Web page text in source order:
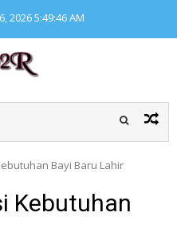
20265:49:46 AM
Bayi Baru Lahir
Kebutuhan